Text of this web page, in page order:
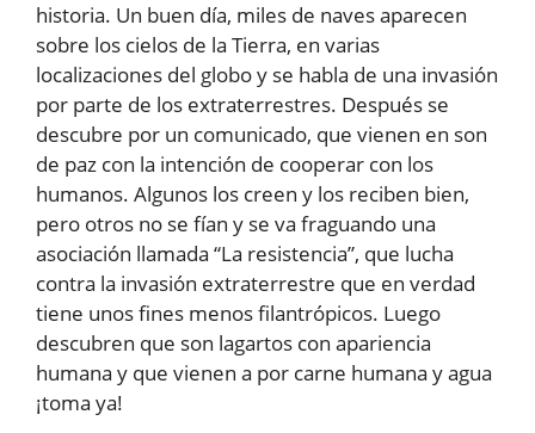
historia. Un buen día, miles de naves aparecen
sobre los cielos de la Tierra, en varias
localizaciones del globo y se habla de una invasión
por parte de los extraterrestres. Después se
descubre por un comunicado, que vienen en son
de paz con la intención de cooperar con los
humanos. Algunos los creen y los reciben bien,
pero otros no se fían y se va fraguando una
asociación llamada “La resistencia”, que lucha
contra la invasión extraterrestre que en verdad
tiene unos fines menos filantrópicos. Luego
descubren que son lagartos con apariencia
humana y que vienen a por carne humana y agua
¡toma ya!